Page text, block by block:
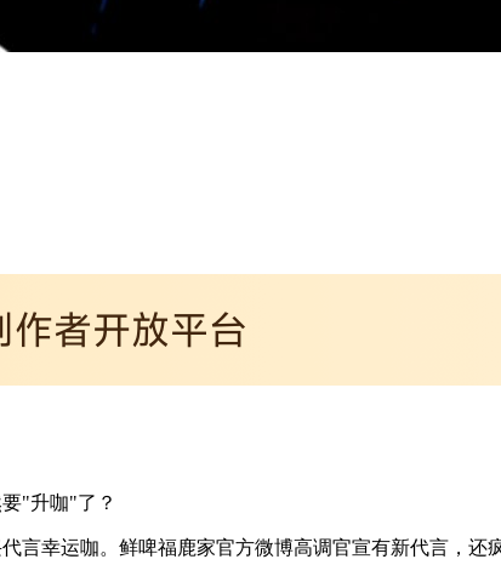
"升咖"了？
言幸运咖。鲜啤福鹿家官方微博高调官宣有新代言，